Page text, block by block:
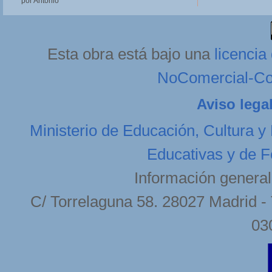
Esta obra está bajo una licencia
NoComercial-
Aviso
Ministerio de Educación, Cultura y
Educativas y de
Información
C/ Torrelaguna 58. 28027 Madrid